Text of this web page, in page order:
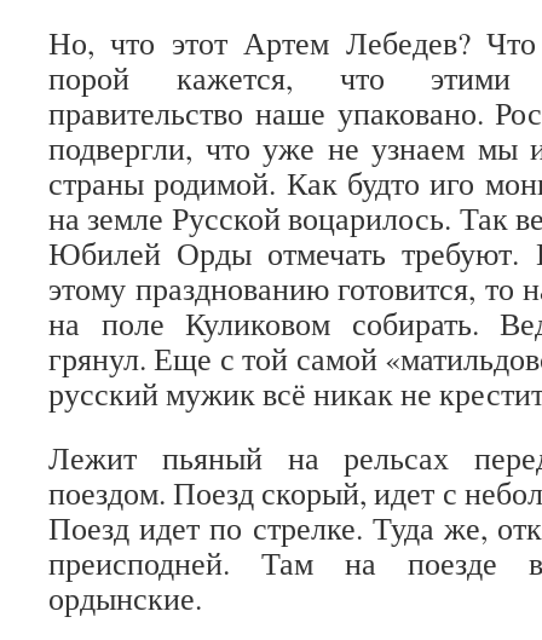
Но, что этот Артем Лебедев?
порой кажется, что этими
правительство наше упаковано.
подвергли, что уже не узнаем мы
страны родимой. Как будто иго
на земле Русской воцарилось. Так
Юбилей Орды отмечать
этому празднованию готовится, то
на поле Куликовом собирать.
грянул. Еще с той самой
русский мужик всё никак не
Лежит пьяный на рельсах
поездом. Поезд скорый, идет с
Поезд идет по стрелке. Туда же,
преисподней. Там на поезде
ордынские.